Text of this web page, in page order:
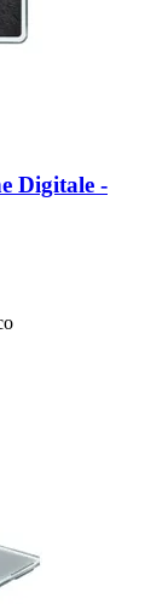
Digitale -​